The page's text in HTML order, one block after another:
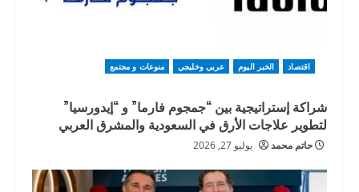
اقتصاد الخبر اليوم عربي وخليجي منوعات و مجتمع
شراكة إستراتيجية بين “جمجوم فارما” و “إيدورسيا”
لتطوير علاجات الأرق في السعودية والمشرق العربي
حاتم محمد يوليو 27, 2026